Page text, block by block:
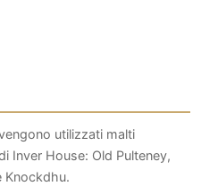
utilizzati malti
Inver House: Old Pulteney,
Knockdhu.